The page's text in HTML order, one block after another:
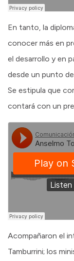
En tanto, la
conocer más en
el desarrollo y en
desde un punto
Se estipula que
contará con un
Acompañaron el
Tamburrini; los